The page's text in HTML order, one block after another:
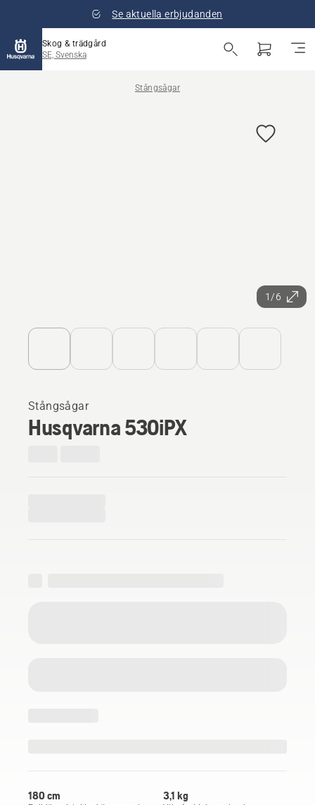
Se aktuella erbjudanden
Skog & trädgård
SE, Svenska
Stångsågar
1/6
Stångsågar
Husqvarna 530iPX
180 cm 3,1 kg